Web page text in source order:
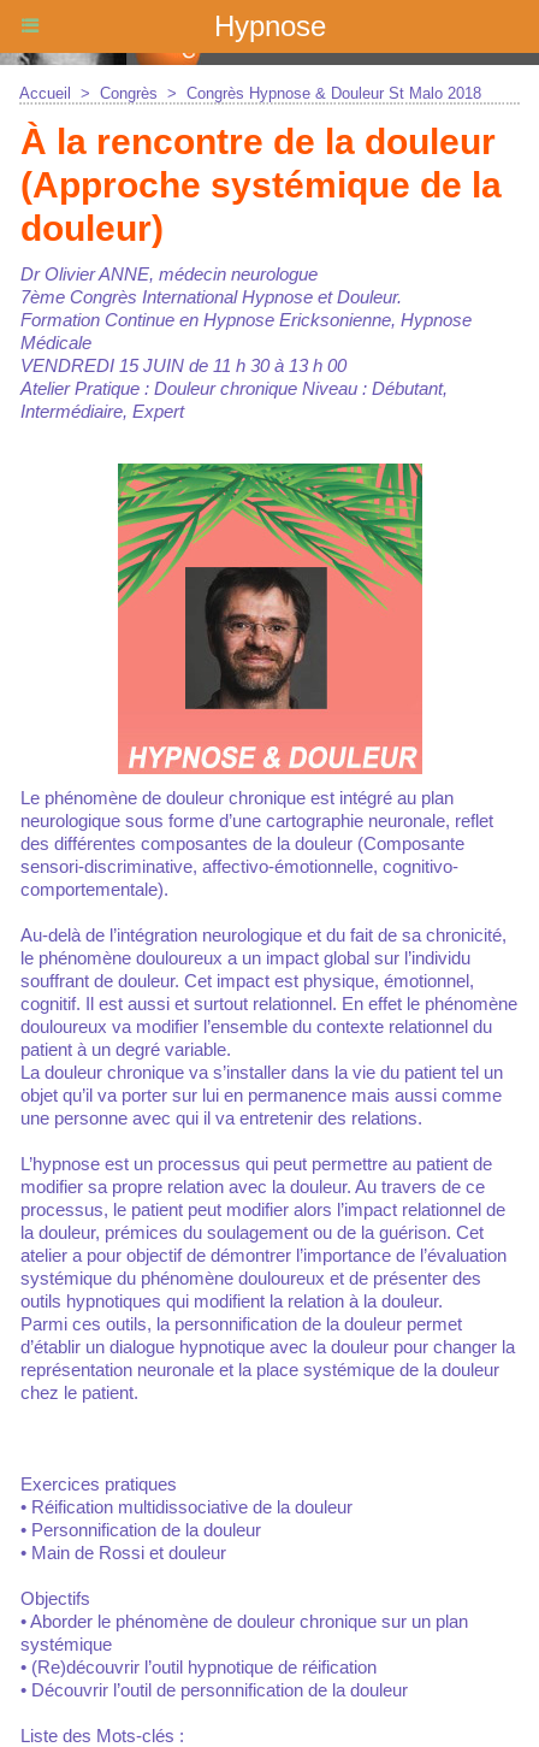
Hypnose
Accueil > Congrès > Congrès Hypnose & Douleur St Malo 2018
À la rencontre de la douleur
(Approche systémique de la
douleur)
Dr Olivier ANNE, médecin neurologue
7ème Congrès International Hypnose et Douleur.
Formation Continue en Hypnose Ericksonienne, Hypnose
Médicale
VENDREDI 15 JUIN de 11 h 30 à 13 h 00
Atelier Pratique : Douleur chronique Niveau : Débutant,
Intermédiaire, Expert
Le phénomène de douleur chronique est intégré au plan
neurologique sous forme d’une cartographie neuronale, reflet
des différentes composantes de la douleur (Composante
sensori-discriminative, affectivo-émotionnelle, cognitivo-
comportementale).
Au-delà de l’intégration neurologique et du fait de sa chronicité,
le phénomène douloureux a un impact global sur l’individu
souffrant de douleur. Cet impact est physique, émotionnel,
cognitif. Il est aussi et surtout relationnel. En effet le phénomène
douloureux va modifier l’ensemble du contexte relationnel du
patient à un degré variable.
La douleur chronique va s’installer dans la vie du patient tel un
objet qu’il va porter sur lui en permanence mais aussi comme
une personne avec qui il va entretenir des relations.
L’hypnose est un processus qui peut permettre au patient de
modifier sa propre relation avec la douleur. Au travers de ce
processus, le patient peut modifier alors l’impact relationnel de
la douleur, prémices du soulagement ou de la guérison. Cet
atelier a pour objectif de démontrer l’importance de l’évaluation
systémique du phénomène douloureux et de présenter des
outils hypnotiques qui modifient la relation à la douleur.
Parmi ces outils, la personnification de la douleur permet
d’établir un dialogue hypnotique avec la douleur pour changer la
représentation neuronale et la place systémique de la douleur
chez le patient.
Exercices pratiques
• Réification multidissociative de la douleur
• Personnification de la douleur
• Main de Rossi et douleur
Objectifs
• Aborder le phénomène de douleur chronique sur un plan
systémique
• (Re)découvrir l’outil hypnotique de réification
• Découvrir l’outil de personnification de la douleur
Liste des Mots-clés :